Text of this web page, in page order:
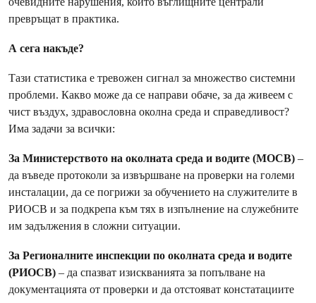
превръщат в практика.
А сега накъде?
Тази статистика е тревожен сигнал за множество системни
проблеми. Какво може да се направи обаче, за да живеем с
чист въздух, здравословна околна среда и справедливост?
Има задачи за всички:
За Министерството на околната среда и водите (МОСВ) –
да въведе протоколи за извършване на проверки на големи
инсталации, да се погрижи за обучението на служителите в
РИОСВ и за подкрепа към тях в изпълнение на служебните
им задължения в сложни ситуации.
За Регионалните инспекции по околната среда и водите
(РИОСВ) – да спазват изискванията за попълване на
документацията от проверки и да отстояват констатациите